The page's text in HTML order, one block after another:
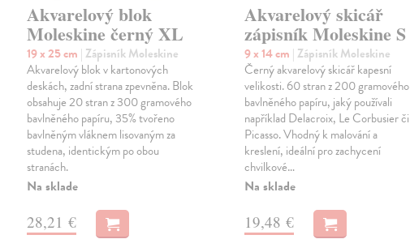
Akvarelový blok
Moleskine černý XL
19 x 25 cm | Zápisník Moleskine
Akvarelový blok v kartonových
deskách, zadní strana zpevněna. Blok
obsahuje 20 stran z 300 gramového
bavlněného papíru, 35% tvořeno
bavlněným vláknem lisovaným za
studena, identickým po obou
stranách.
Na sklade
28,21 €
Akvarelový skicář
zápisník Moleskine S
9 x 14 cm | Zápisník Moleskine
Černý akvarelový skicář kapesní
velikosti. 60 stran z 200 gramového
bavlněného papíru, jaký používali
například Delacroix, Le Corbusier či
Picasso. Vhodný k malování a
kreslení, ideální pro zachycení
chvilkové…
Na sklade
19,48 €